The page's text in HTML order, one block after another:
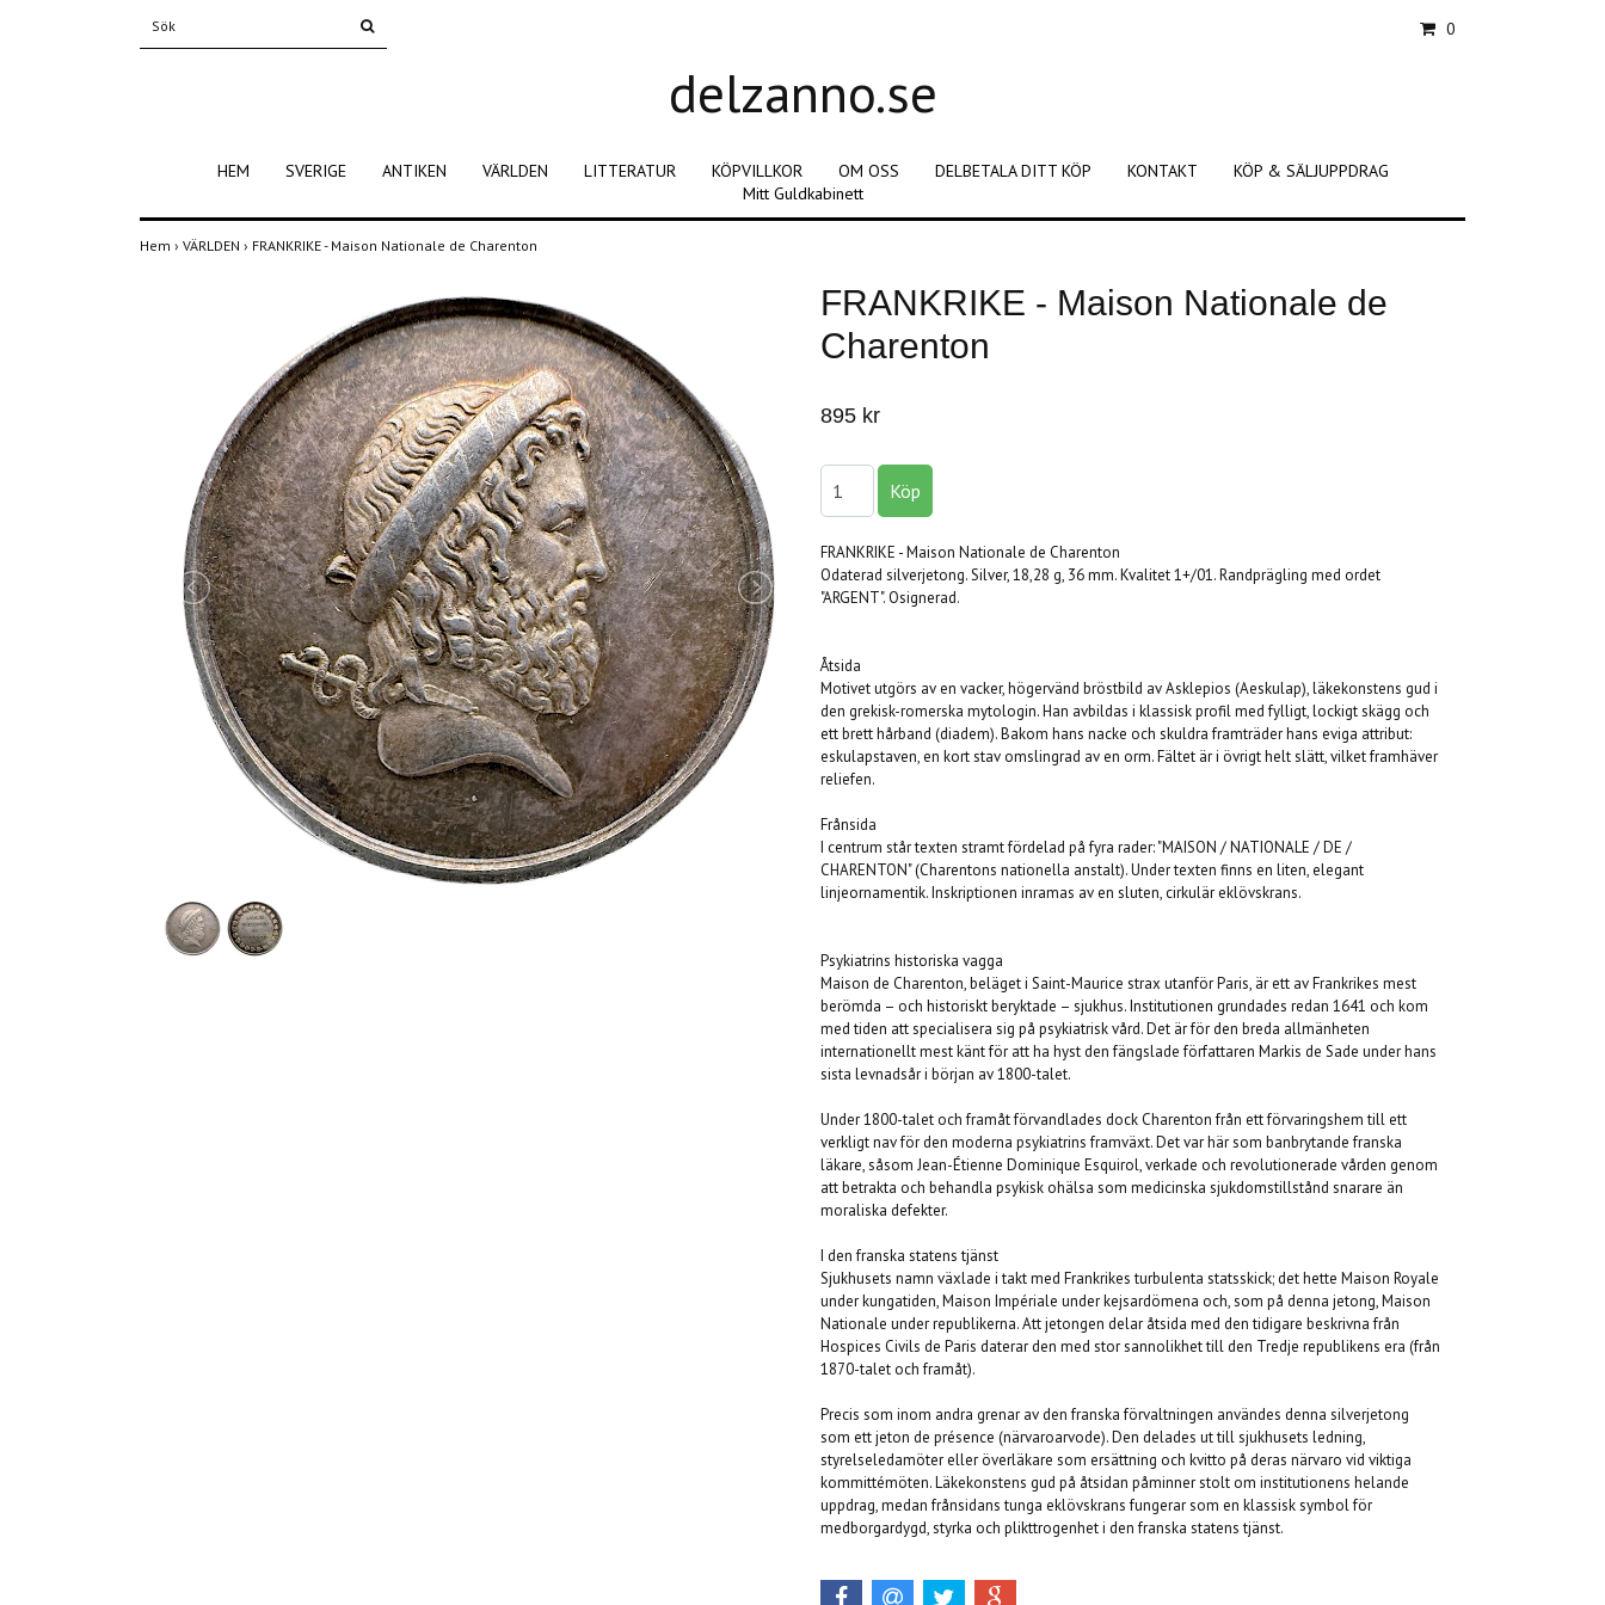
0
delzanno.se
HEM SVERIGE ANTIKEN VÄRLDEN LITTERATUR KÖPVILLKOR OM OSS DELBETALA DITT KÖP KONTAKT
KÖP & SÄLJUPPDRAG
Mitt Guldkabinett
Hem › VÄRLDEN › FRANKRIKE - Maison Nationale de Charenton
FRANKRIKE - Maison Nationale de
Charenton
895 kr
FRANKRIKE - Maison Nationale de Charenton
Odaterad silverjetong. Silver, 18,28 g, 36 mm. Kvalitet 1+/01. Randprägling med ordet
"ARGENT". Osignerad.
Åtsida
Motivet utgörs av en vacker, högervänd bröstbild av Asklepios (Aeskulap), läkekonstens gud i
den grekisk-romerska mytologin. Han avbildas i klassisk profil med fylligt, lockigt skägg och
ett brett hårband (diadem). Bakom hans nacke och skuldra framträder hans eviga attribut:
eskulapstaven, en kort stav omslingrad av en orm. Fältet är i övrigt helt slätt, vilket framhäver
reliefen.
Frånsida
I centrum står texten stramt fördelad på fyra rader: "MAISON / NATIONALE / DE /
CHARENTON" (Charentons nationella anstalt). Under texten finns en liten, elegant
linjeornamentik. Inskriptionen inramas av en sluten, cirkulär eklövskrans.
Psykiatrins historiska vagga
Maison de Charenton, beläget i Saint-Maurice strax utanför Paris, är ett av Frankrikes mest
berömda – och historiskt beryktade – sjukhus. Institutionen grundades redan 1641 och kom
med tiden att specialisera sig på psykiatrisk vård. Det är för den breda allmänheten
internationellt mest känt för att ha hyst den fängslade författaren Markis de Sade under hans
sista levnadsår i början av 1800-talet.
Under 1800-talet och framåt förvandlades dock Charenton från ett förvaringshem till ett
verkligt nav för den moderna psykiatrins framväxt. Det var här som banbrytande franska
läkare, såsom Jean-Étienne Dominique Esquirol, verkade och revolutionerade vården genom
att betrakta och behandla psykisk ohälsa som medicinska sjukdomstillstånd snarare än
moraliska defekter.
I den franska statens tjänst
Sjukhusets namn växlade i takt med Frankrikes turbulenta statsskick; det hette Maison Royale
under kungatiden, Maison Impériale under kejsardömena och, som på denna jetong, Maison
Nationale under republikerna. Att jetongen delar åtsida med den tidigare beskrivna från
Hospices Civils de Paris daterar den med stor sannolikhet till den Tredje republikens era (från
1870-talet och framåt).
Precis som inom andra grenar av den franska förvaltningen användes denna silverjetong
som ett jeton de présence (närvaroarvode). Den delades ut till sjukhusets ledning,
styrelseledamöter eller överläkare som ersättning och kvitto på deras närvaro vid viktiga
kommittémöten. Läkekonstens gud på åtsidan påminner stolt om institutionens helande
uppdrag, medan frånsidans tunga eklövskrans fungerar som en klassisk symbol för
medborgardygd, styrka och plikttrogenhet i den franska statens tjänst.